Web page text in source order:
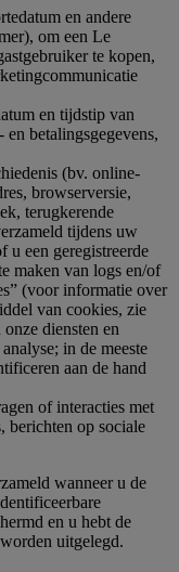
en andere
om een Le
te kopen,
en tijdstip van
betalingsgegevens,
(bv. online-
browserversie,
terugkerende
tijdens uw
u een geregistreerde
maken van logs en/of
(voor informatie over
van cookies, zie
diensten en
in de meeste
aan de hand
of interacties met
berichten op sociale
wanneer u de
en u hebt de
uitgelegd.